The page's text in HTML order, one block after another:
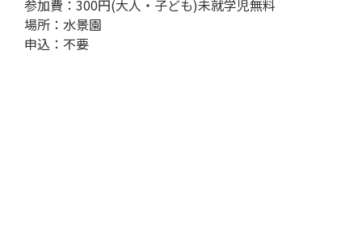
参加費：300円(大人・子ども)未就学児無料
場所：水景園
申込：不要